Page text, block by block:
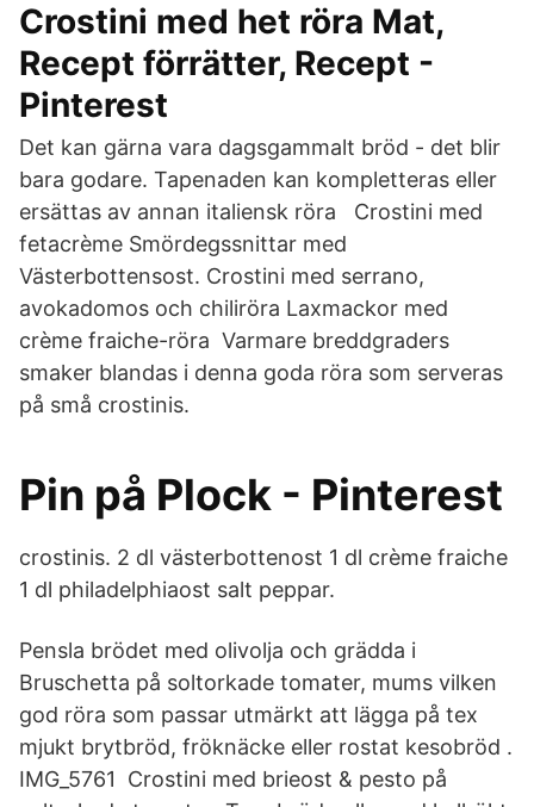
Crostini med het röra Mat,
Recept förrätter, Recept -
Pinterest
Det kan gärna vara dagsgammalt bröd - det blir
bara godare. Tapenaden kan kompletteras eller
ersättas av annan italiensk röra Crostini med
fetacrème Smördegssnittar med
Västerbottensost. Crostini med serrano,
avokadomos och chiliröra Laxmackor med
crème fraiche-röra Varmare breddgraders
smaker blandas i denna goda röra som serveras
på små crostinis.
Pin på Plock - Pinterest
crostinis. 2 dl västerbottenost 1 dl crème fraiche
1 dl philadelphiaost salt peppar.
Pensla brödet med olivolja och grädda i
Bruschetta på soltorkade tomater, mums vilken
god röra som passar utmärkt att lägga på tex
mjukt brytbröd, fröknäcke eller rostat kesobröd .
IMG_5761 Crostini med brieost & pesto på